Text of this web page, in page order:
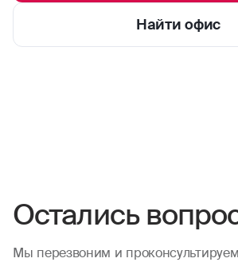
Найти офис
Остались
Мы перезвоним и